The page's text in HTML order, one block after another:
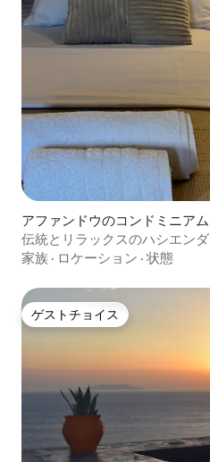
アファンドウのコンドミニアム
伝統とリラックスのハシエンダ
家族 · ロケーション · 状態
ゲストチョイス
ゲストチョイス